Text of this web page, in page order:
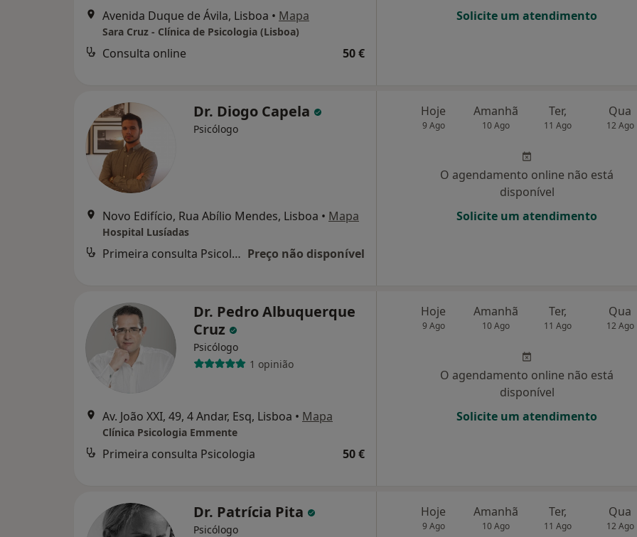
Avenida Duque de Ávila, Lisboa • Mapa
Sara Cruz - Clínica de Psicologia (Lisboa)
Consulta online 50 €
Solicite um atendimento
Dr. Diogo Capela
Psicólogo
Novo Edifício, Rua Abílio Mendes, Lisboa • Mapa
Hospital Lusíadas
Primeira consulta Psicologia Preço não disponível
Hoje
9 Ago
Amanhã
10 Ago
Ter,
11 Ago
Qua
12 Ago
O agendamento online não está
disponível
Solicite um atendimento
Dr. Pedro Albuquerque
Cruz
Psicólogo
1 opinião
Av. João XXI, 49, 4 Andar, Esq, Lisboa • Mapa
Clínica Psicologia Emmente
Primeira consulta Psicologia 50 €
Hoje
9 Ago
Amanhã
10 Ago
Ter,
11 Ago
Qua
12 Ago
O agendamento online não está
disponível
Solicite um atendimento
Dr. Patrícia Pita
Psicólogo
Hoje
9 Ago
Amanhã
10 Ago
Ter,
11 Ago
Qua
12 Ago